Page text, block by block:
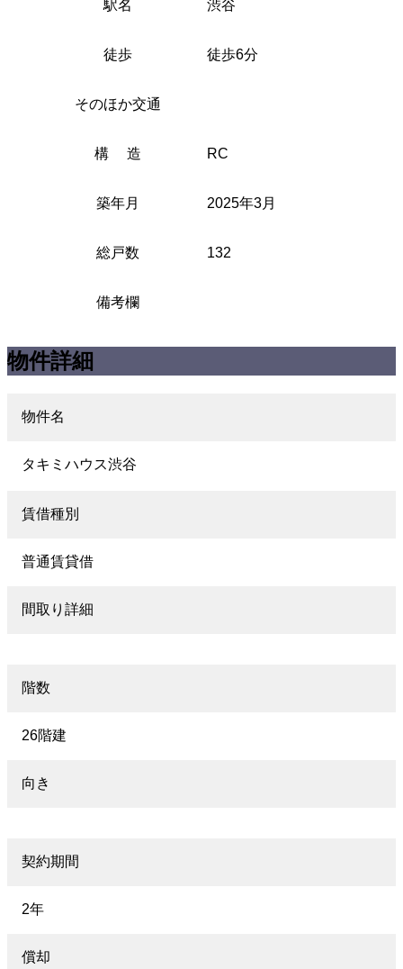
駅名 渋谷
徒歩 徒歩6分
そのほか交通
構 造 RC
築年月 2025年3月
総戸数 132
備考欄
物件詳細
物件名
タキミハウス渋谷
賃借種別
普通賃貸借
間取り詳細
階数
26階建
向き
契約期間
2年
償却